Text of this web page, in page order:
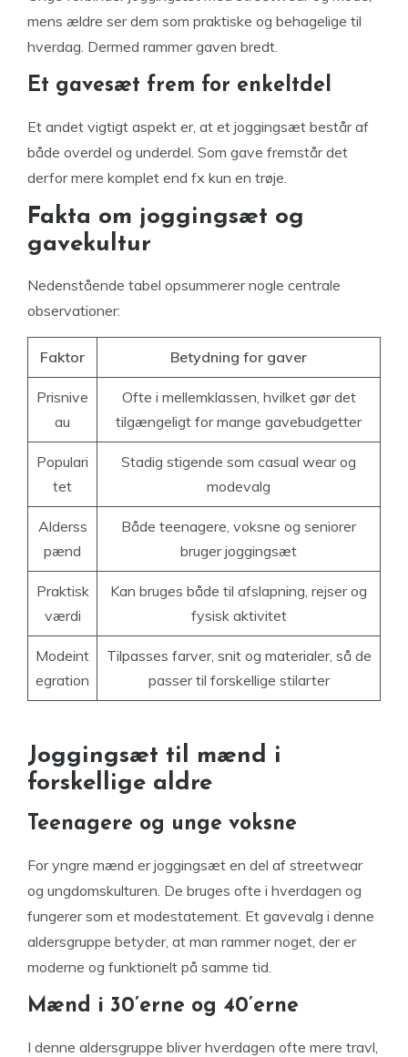
mens ældre ser dem som praktiske og behagelige til
hverdag. Dermed rammer gaven bredt.
Et gavesæt frem for enkeltdel
Et andet vigtigt aspekt er, at et joggingsæt består af
både overdel og underdel. Som gave fremstår det
derfor mere komplet end fx kun en trøje.
Fakta om joggingsæt og
gavekultur
Nedenstående tabel opsummerer nogle centrale
observationer:
Faktor Betydning for gaver
Prisnive
au
Ofte i mellemklassen, hvilket gør det
tilgængeligt for mange gavebudgetter
Populari
tet
Stadig stigende som casual wear og
modevalg
Alderss
pænd
Både teenagere, voksne og seniorer
bruger joggingsæt
Praktisk
værdi
Kan bruges både til afslapning, rejser og
fysisk aktivitet
Modeint
egration
Tilpasses farver, snit og materialer, så de
passer til forskellige stilarter
Joggingsæt til mænd i
forskellige aldre
Teenagere og unge voksne
For yngre mænd er joggingsæt en del af streetwear
og ungdomskulturen. De bruges ofte i hverdagen og
fungerer som et modestatement. Et gavevalg i denne
aldersgruppe betyder, at man rammer noget, der er
moderne og funktionelt på samme tid.
Mænd i 30’erne og 40’erne
I denne aldersgruppe bliver hverdagen ofte mere travl,